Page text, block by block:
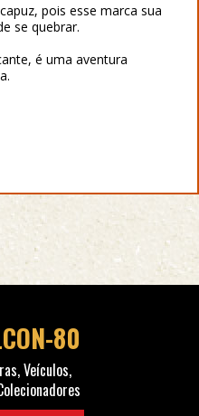
pois esse marca sua
se quebrar.
é uma aventura
80
Veículos,